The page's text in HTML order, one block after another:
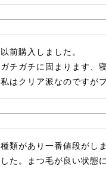
以前購入しました。
ガチガチに固まります、
私はクリア派なのですが
種類があり一番値段がし
した。まつ毛が良い状態